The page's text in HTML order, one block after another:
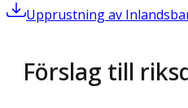
Upprustning av
Förslag till